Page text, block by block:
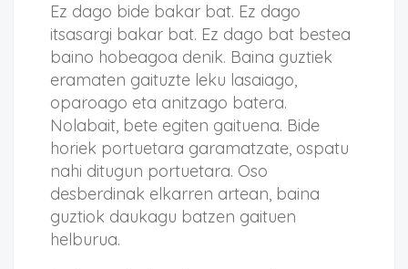
Ez dago bide bakar bat. Ez dago
itsasargi bakar bat. Ez dago bat bestea
baino hobeagoa denik. Baina guztiek
eramaten gaituzte leku lasaiago,
oparoago eta anitzago batera.
Nolabait, bete egiten gaituena. Bide
horiek portuetara garamatzate, ospatu
nahi ditugun portuetara. Oso
desberdinak elkarren artean, baina
guztiok daukagu batzen gaituen
helburua.